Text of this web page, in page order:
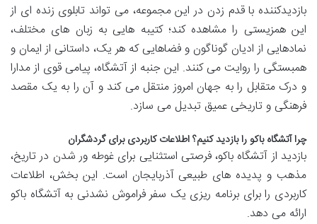
بازدیدکننده با قدم زدن در این مجموعه، می تواند تابلوی زنده ای از
این همزیستی را مشاهده کند؛ کتیبه هایی به زبان های مختلف،
نمادهایی از ادیان گوناگون و فضاهایی که هر یک، داستانی از ایمان و
همبستگی را روایت می کنند. این جنبه از آتشگاه، پیامی قوی از مدارا
و درک متقابل را به جهان امروز منتقل می کند و آن را به یک مقصد
فرهنگی و تاریخی عمیق تبدیل می سازد.
چرا آتشگاه باکو را بازدید کنیم؟ اطلاعات کاربردی برای گردشگران
بازدید از آتشگاه باکو، فرصتی استثنایی برای غوطه ور شدن در تاریخ،
مذهب و پدیده های طبیعی آذربایجان است. این بخش، اطلاعات
کاربردی را برای برنامه ریزی یک سفر فراموش نشدنی به آتشگاه باکو
ارائه می دهد.